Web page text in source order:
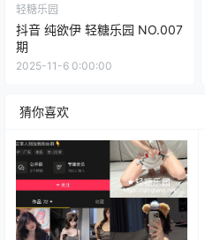
轻糖乐园
抖音 纯欲伊 轻糖乐园 NO.007
期
2025-11-6 0:00:00
猜你喜欢